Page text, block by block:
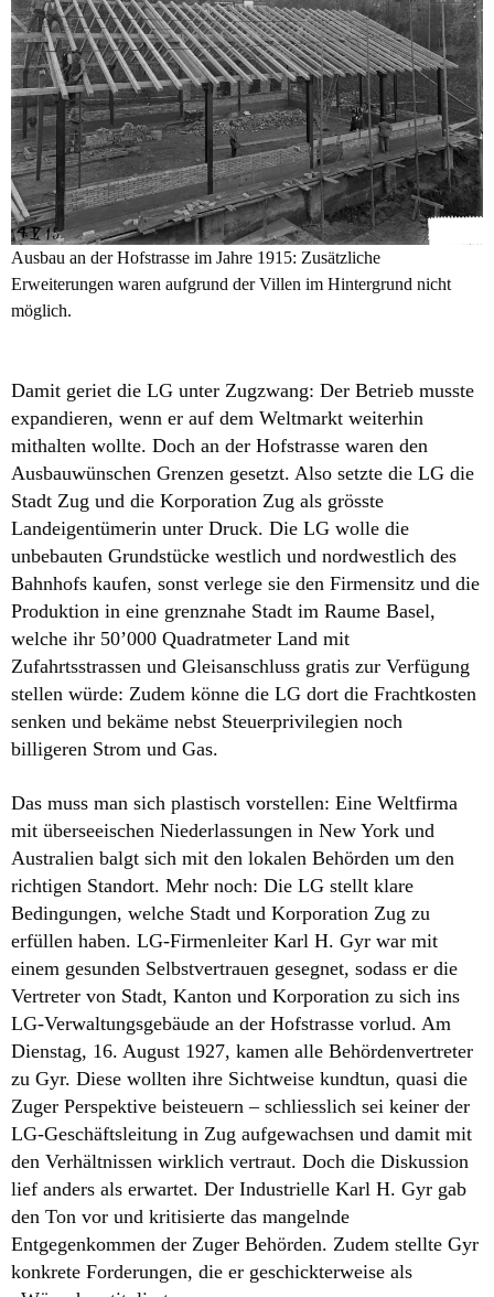
Ausbau an der Hofstrasse im Jahre 1915: Zusätzliche
Erweiterungen waren aufgrund der Villen im Hintergrund nicht
möglich.
Damit geriet die LG unter Zugzwang: Der Betrieb musste
expandieren, wenn er auf dem Weltmarkt weiterhin
mithalten wollte. Doch an der Hofstrasse waren den
Ausbauwünschen Grenzen gesetzt. Also setzte die LG die
Stadt Zug und die Korporation Zug als grösste
Landeigentümerin unter Druck. Die LG wolle die
unbebauten Grundstücke westlich und nordwestlich des
Bahnhofs kaufen, sonst verlege sie den Firmensitz und die
Produktion in eine grenznahe Stadt im Raume Basel,
welche ihr 50’000 Quadratmeter Land mit
Zufahrtsstrassen und Gleisanschluss gratis zur Verfügung
stellen würde: Zudem könne die LG dort die Frachtkosten
senken und bekäme nebst Steuerprivilegien noch
billigeren Strom und Gas.
Das muss man sich plastisch vorstellen: Eine Weltfirma
mit überseeischen Niederlassungen in New York und
Australien balgt sich mit den lokalen Behörden um den
richtigen Standort. Mehr noch: Die LG stellt klare
Bedingungen, welche Stadt und Korporation Zug zu
erfüllen haben. LG-Firmenleiter Karl H. Gyr war mit
einem gesunden Selbstvertrauen gesegnet, sodass er die
Vertreter von Stadt, Kanton und Korporation zu sich ins
LG-Verwaltungsgebäude an der Hofstrasse vorlud. Am
Dienstag, 16. August 1927, kamen alle Behördenvertreter
zu Gyr. Diese wollten ihre Sichtweise kundtun, quasi die
Zuger Perspektive beisteuern – schliesslich sei keiner der
LG-Geschäftsleitung in Zug aufgewachsen und damit mit
den Verhältnissen wirklich vertraut. Doch die Diskussion
lief anders als erwartet. Der Industrielle Karl H. Gyr gab
den Ton vor und kritisierte das mangelnde
Entgegenkommen der Zuger Behörden. Zudem stellte Gyr
konkrete Forderungen, die er geschickterweise als